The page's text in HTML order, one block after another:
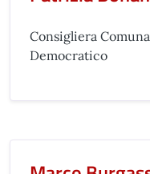
Consigliera
Democratico